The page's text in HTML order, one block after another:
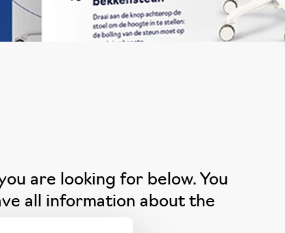
are looking for below. You
all information about the